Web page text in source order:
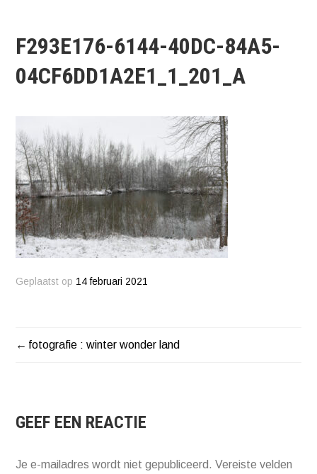
F293E176-6144-40DC-84A5-
04CF6DD1A2E1_1_201_A
Geplaatst op 14 februari 2021
BERICHT
fotografie : winter wonder land
GEEF EEN REACTIE
Je e-mailadres wordt niet gepubliceerd. Vereiste velden